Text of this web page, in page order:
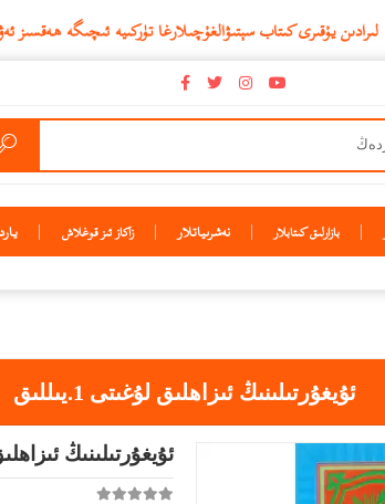
بازارلىق كىتابلار نەشرىياتلار زاكاز ئىز قوغلاش
ئۇيغۇرتىلىنىڭ ئىزاھلىق لۇغىتى 1.يىللىق
ئۇيغۇرتىلىنىڭ ئىزاھلىق